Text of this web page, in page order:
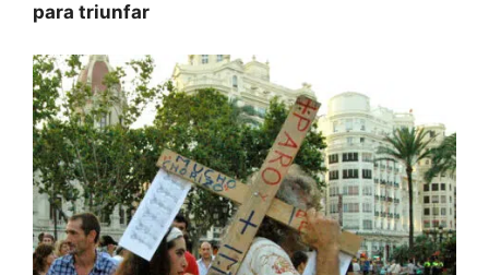
para triunfar